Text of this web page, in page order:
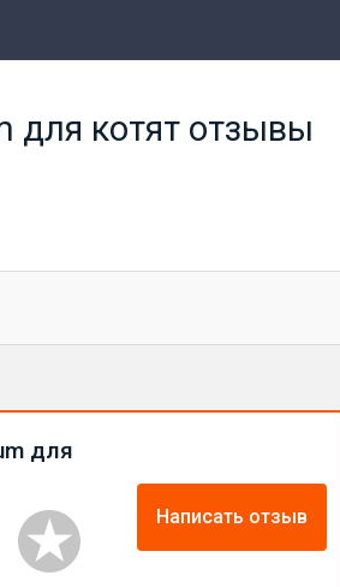
для котят отзывы
для
Написать отзыв